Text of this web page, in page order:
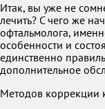
Итак, вы уже не
лечить? С чего же
офтальмолога,
особенности и
единственно
дополнительное
Методов коррекции